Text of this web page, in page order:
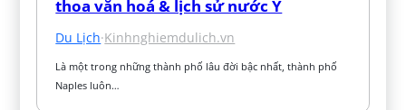
thoa văn hoá & lịch sử nước Ý
Du Lịch·Kinhnghiemdulich.vn
Là một trong những thành phố lâu đời bậc nhất, thành phố
Naples luôn…